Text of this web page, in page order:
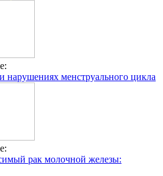
нарушениях менструального цикла
рак молочной железы: